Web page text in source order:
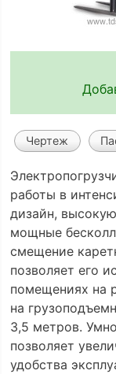
Чертеж
работы в
дизайн,
мощные
смещение
позволяет его
помещениях на
на
3,5 метров.
позволяет
удобства